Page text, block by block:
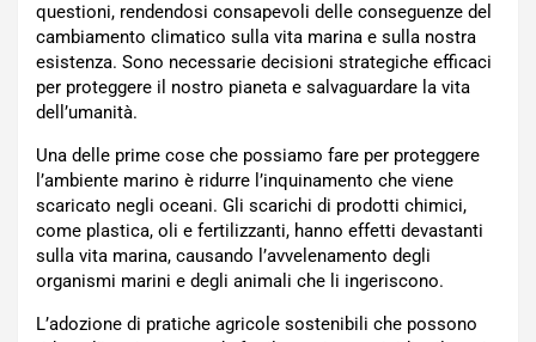
questioni, rendendosi consapevoli delle conseguenze del
cambiamento climatico sulla vita marina e sulla nostra
esistenza. Sono necessarie decisioni strategiche efficaci
per proteggere il nostro pianeta e salvaguardare la vita
dell’umanità.
Una delle prime cose che possiamo fare per proteggere
l’ambiente marino è ridurre l’inquinamento che viene
scaricato negli oceani. Gli scarichi di prodotti chimici,
come plastica, oli e fertilizzanti, hanno effetti devastanti
sulla vita marina, causando l’avvelenamento degli
organismi marini e degli animali che li ingeriscono.
L’adozione di pratiche agricole sostenibili che possono